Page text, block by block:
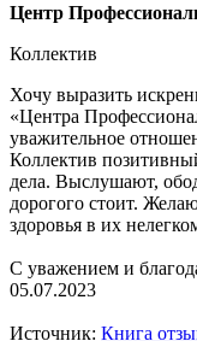
Центр
Коллектив
Хочу выразить
«Центра
уважительное
Коллектив
дела. Выслушают,
дорогого стоит.
здоровья в их
С уважением и
05.07.2023
Источник: Книга